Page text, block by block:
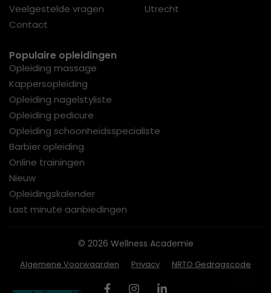
Veelgestelde vragen
Contact
Utrecht
Populaire opleidingen
Opleiding massage
Kappersopleiding
Opleiding nagelstyliste
Opleiding pedicure
Opleiding schoonheidsspecialiste
Barbier opleiding
Online trainingen
Nieuw
Opleidingskalender
Last minute aanbiedingen
© 2026 Wellness Academie
Algemene Voorwaarden Privacy NRTO Gedragscode